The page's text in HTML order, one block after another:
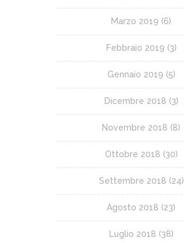
Marzo 2019 (6)
Febbraio 2019 (3)
Gennaio 2019 (5)
Dicembre 2018 (3)
Novembre 2018 (8)
Ottobre 2018 (30)
Settembre 2018 (24)
Agosto 2018 (23)
Luglio 2018 (38)